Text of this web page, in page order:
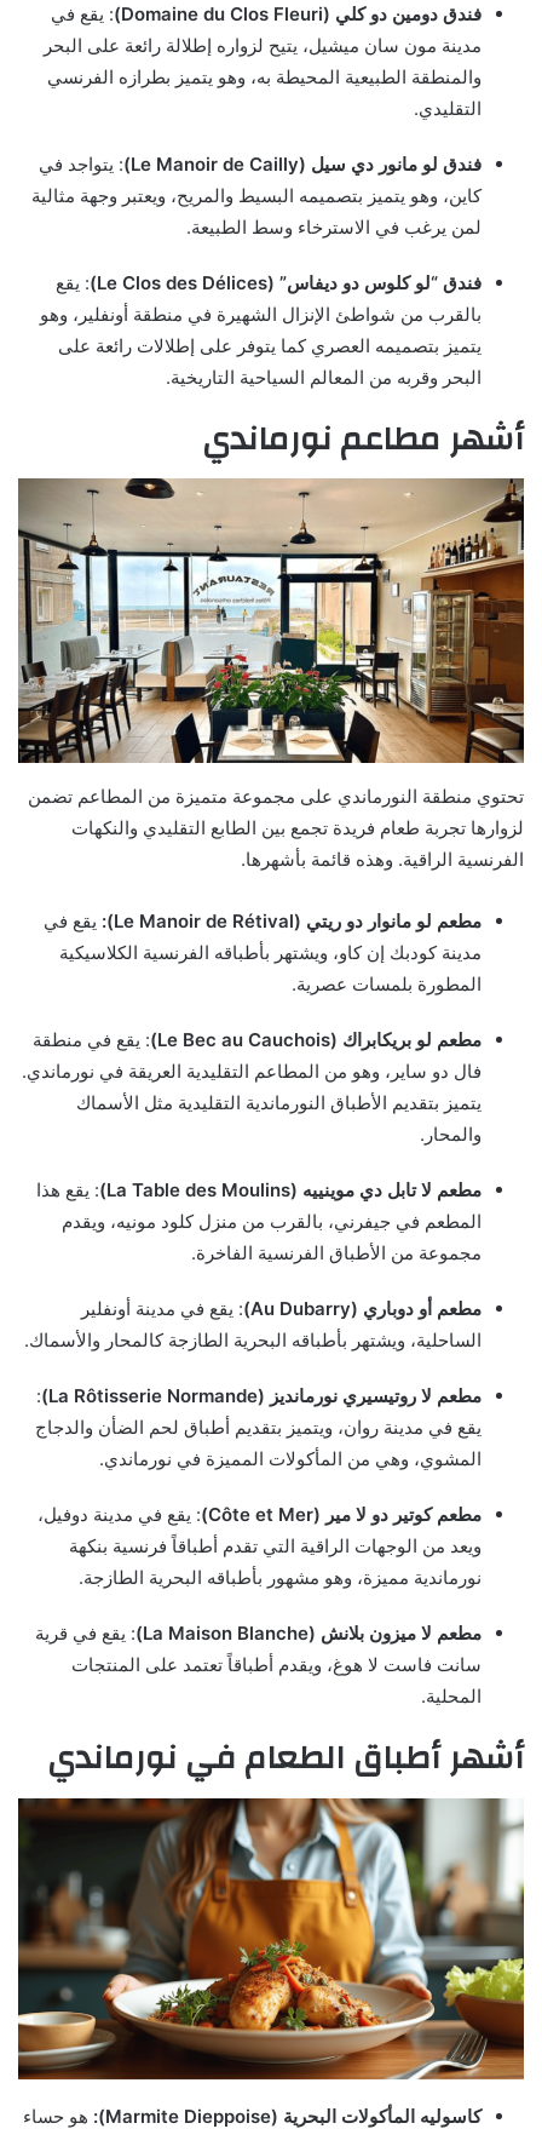
فندق دومين دو كلي (Domaine du Clos Fleuri)
: يقع في
مدينة مون سان ميشيل، يتيح لزواره إطلالة رائعة على البحر
والمنطقة الطبيعية المحيطة به، وهو يتميز بطرازه الفرنسي
التقليدي.
فندق لو مانور دي سيل (Le Manoir de Cailly)
: يتواجد في
كاين، وهو يتميز بتصميمه البسيط والمريح، ويعتبر وجهة مثالية
لمن يرغب في الاسترخاء وسط الطبيعة.
فندق “لو كلوس دو ديفاس” (Le Clos des Délices)
: يقع
بالقرب من شواطئ الإنزال الشهيرة في منطقة أونفلير، وهو
يتميز بتصميمه العصري كما يتوفر على إطلالات رائعة على
البحر وقربه من المعالم السياحية التاريخية.
أشهر مطاعم نورماندي
تحتوي منطقة النورماندي على مجموعة متميزة من المطاعم تضمن
لزوارها تجربة طعام فريدة تجمع بين الطابع التقليدي والنكهات
الفرنسية الراقية. وهذه قائمة بأشهرها.
مطعم لو مانوار دو ريتي (Le Manoir de Rétival):
يقع في
مدينة كودبك إن كاو، ويشتهر بأطباقه الفرنسية الكلاسيكية
المطورة بلمسات عصرية.
مطعم لو بريكابراك (Le Bec au Cauchois)
: يقع في منطقة
فال دو ساير، وهو من المطاعم التقليدية العريقة في نورماندي.
يتميز بتقديم الأطباق النورماندية التقليدية مثل الأسماك
والمحار.
مطعم لا تابل دي موينييه (La Table des Moulins)
: يقع هذا
المطعم في جيفرني، بالقرب من منزل كلود مونيه، ويقدم
مجموعة من الأطباق الفرنسية الفاخرة.
مطعم أو دوباري (Au Dubarry)
: يقع في مدينة أونفلير
الساحلية، ويشتهر بأطباقه البحرية الطازجة كالمحار والأسماك.
مطعم لا روتيسيري نورمانديز (La Rôtisserie Normande)
:
يقع في مدينة روان، ويتميز بتقديم أطباق لحم الضأن والدجاج
المشوي، وهي من المأكولات المميزة في نورماندي.
مطعم كوتير دو لا مير (Côte et Mer)
: يقع في مدينة دوفيل،
ويعد من الوجهات الراقية التي تقدم أطباقاً فرنسية بنكهة
نورماندية مميزة، وهو مشهور بأطباقه البحرية الطازجة.
مطعم لا ميزون بلانش (La Maison Blanche)
: يقع في قرية
سانت فاست لا هوغ، ويقدم أطباقاً تعتمد على المنتجات
المحلية.
أشهر أطباق الطعام في نورماندي
كاسوليه المأكولات البحرية (Marmite Dieppoise): هو حساء